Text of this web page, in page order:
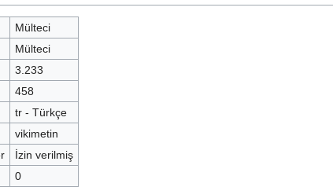
Mülteci
Mülteci
3.233
458
tr - Türkçe
vikimetin
İzin verilmiş
0